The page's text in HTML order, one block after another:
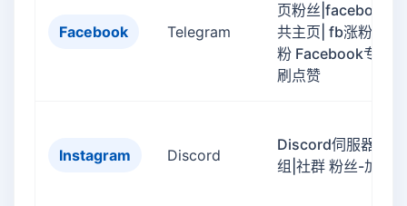
Facebook Telegram
页粉丝|facebook公
共主页| fb涨粉 fb刷
粉 Facebook专页
刷点赞
Instagram Discord
Discord伺服器|群
组|社群 粉丝-加人